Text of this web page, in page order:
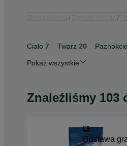
Ciało 7 Twarz 20 Paznokcie
Pokaż wszystkie
Znaleźliśmy 103
Dostawa